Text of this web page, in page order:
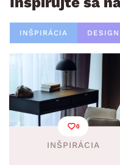
INŠPIRÁCIA DESIGN
0
INŠPIRÁCIA